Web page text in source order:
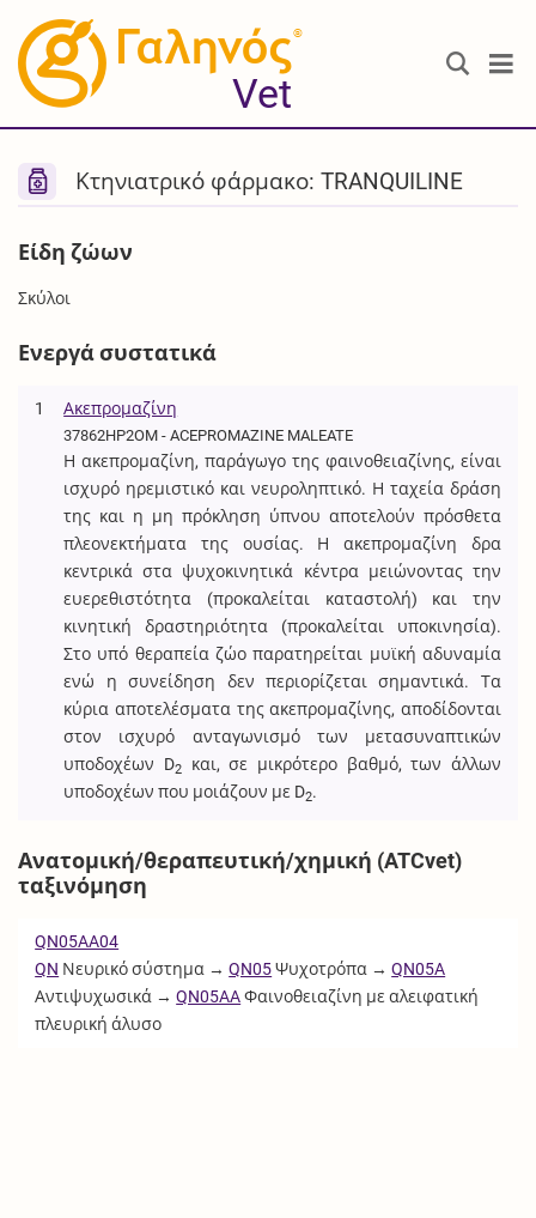
®
Vet
Κτηνιατρικό φάρμακο: TRANQUILINE
Είδη ζώων
Σκύλοι
Ενεργά συστατικά
1 Ακεπρομαζίνη
37862HP2OM - ACEPROMAZINE MALEATE
Η ακεπρομαζίνη, παράγωγο της φαινοθειαζίνης, είναι
ισχυρό ηρεμιστικό και νευροληπτικό. Η ταχεία δράση
της και η μη πρόκληση ύπνου αποτελούν πρόσθετα
πλεονεκτήματα της ουσίας. Η ακεπρομαζίνη δρα
κεντρικά στα ψυχοκινητικά κέντρα μειώνοντας την
ευερεθιστότητα (προκαλείται καταστολή) και την
κινητική δραστηριότητα (προκαλείται υποκινησία).
Στο υπό θεραπεία ζώο παρατηρείται μυϊκή αδυναμία
ενώ η συνείδηση δεν περιορίζεται σημαντικά. Τα
κύρια αποτελέσματα της ακεπρομαζίνης, αποδίδονται
στον ισχυρό ανταγωνισμό των μετασυναπτικών
υποδοχέων D2και, σε μικρότερο βαθμό, των άλλων
υποδοχέων που μοιάζουν με D2.
Ανατομική/θεραπευτική/χημική (ATCvet)
ταξινόμηση
QN05AA04
QN Νευρικό σύστημα →QN05Ψυχοτρόπα →QN05A
Αντιψυχωσικά →QN05AAΦαινοθειαζίνη με αλειφατική
πλευρική άλυσο